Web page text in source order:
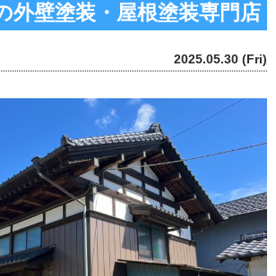
外壁塗装・屋根塗装専門店
2025.05.30 (Fri)